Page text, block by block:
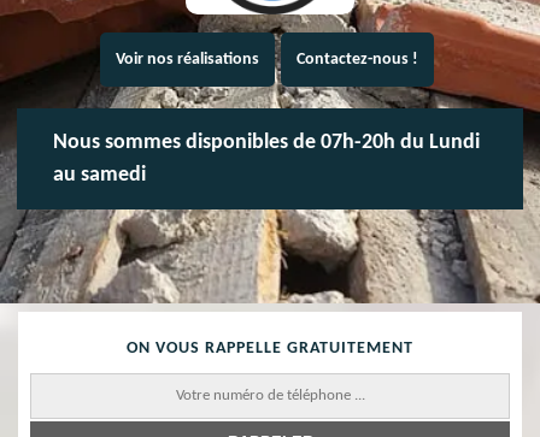
Voir nos réalisations Contactez-nous !
Nous sommes disponibles de 07h-20h du Lundi
au samedi
ON VOUS RAPPELLE GRATUITEMENT